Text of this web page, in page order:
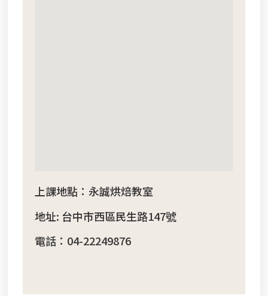
上課地點：永誠烘焙教室
地址: 台中市西區民生路147號
電話：04-22249876